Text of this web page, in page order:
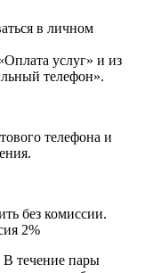
в личном
услуг» и из
телефон».
телефона и
без комиссии.
2%
В течение пары